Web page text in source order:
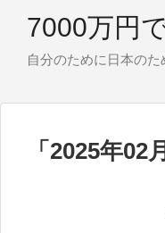
7000万円
自分のために日本の
「 2025年02月